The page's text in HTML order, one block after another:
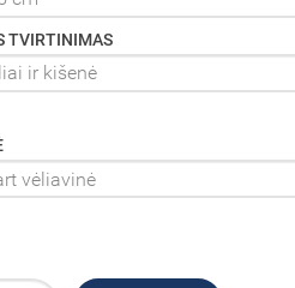
TVIRTINIMAS